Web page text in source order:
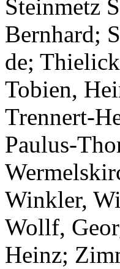
Steinmetz
Bernhard;
de;
Tobien,
Trennert-
Paulus-
Winkler,
Wollf,
Heinz;